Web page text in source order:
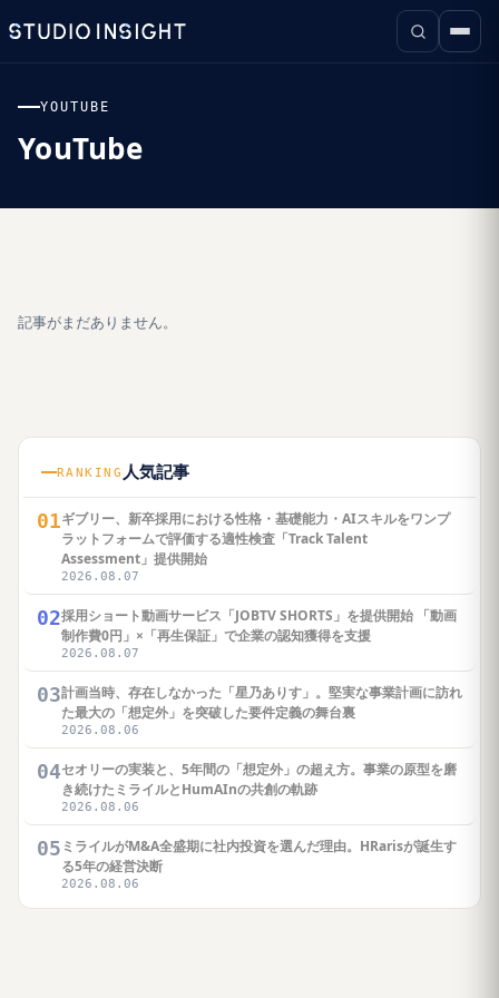
YOUTUBE
YouTube
記事がまだありません。
RANKING 人気記事
01ギブリー、新卒採用における性格・基礎能力・AIスキルをワンプ
ラットフォームで評価する適性検査「Track Talent
Assessment」提供開始
2026.08.07
02採用ショート動画サービス「JOBTV SHORTS」を提供開始 「動画
制作費0円」×「再生保証」で企業の認知獲得を支援
2026.08.07
03計画当時、存在しなかった「星乃ありす」。堅実な事業計画に訪れ
た最大の「想定外」を突破した要件定義の舞台裏
2026.08.06
04セオリーの実装と、5年間の「想定外」の超え方。事業の原型を磨
き続けたミライルとHumAInの共創の軌跡
2026.08.06
05 ミライルがM&A全盛期に社内投資を選んだ理由。HRarisが誕生す
る5年の経営決断
2026.08.06